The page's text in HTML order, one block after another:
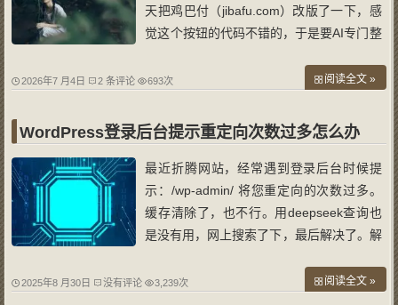
天把鸡巴付（jibafu.com）改版了一下，感
觉这个按钮的代码不错的，于是要AI专门整
以后就直接拿来使用，免得浪费tokens。
动按钮容器 --> <div cla
2026年7 月4日 2 条评论 693次 阅读全文 »
WordPress登录后台提示重定向次数过多怎么办
最近折腾网站，经常遇到登录后台时候提
示：/wp-admin/ 将您重定向的次数过多。
缓存清除了，也不行。用deepseek查询也
是没有用，网上搜索了下，最后解决了。解
nfig.php，在文件的开头加入以下代码即可
2025年8 月30日 没有评论 3,239次 阅读全文 »